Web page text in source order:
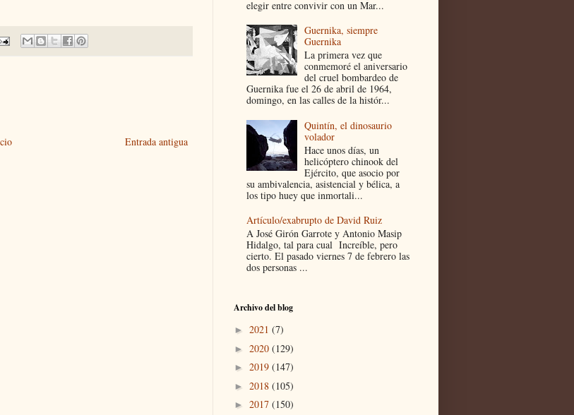
Entrada antigua
elegir entre convivir con un Mar...
Guernika, siempre
Guernika
La primera vez que
conmemoré el aniversario
del cruel bombardeo de
Guernika fue el 26 de abril de 1964,
domingo, en las calles de la histór...
Quintín, el dinosaurio
volador
Hace unos días, un
helicóptero chinook del
Ejército, que asocio por
su ambivalencia, asistencial y bélica, a
los tipo huey que inmortali...
Artículo/exabrupto de David Ruiz
A José Girón Garrote y Antonio Masip
Hidalgo, tal para cual Increíble, pero
cierto. El pasado viernes 7 de febrero las
dos personas ...
Archivo del blog
► 2021 (7)
► 2020 (129)
► 2019 (147)
► 2018 (105)
► 2017 (150)